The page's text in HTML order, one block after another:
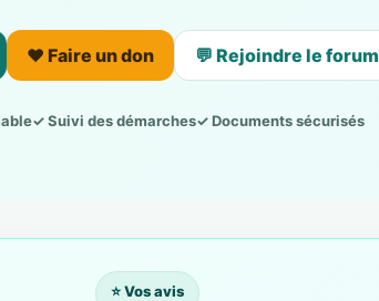
❤️ Faire un don 💬 Rejoindre le forum
✓ Suivi des démarches✓ Documents sécurisés
⭐ Vos avis